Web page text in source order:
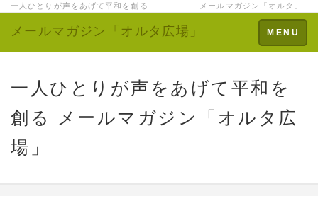
一人ひとりが声をあげて平和を創る メールマガジン「オルタ」
Toggle
navigation
MENU
メールマガジン「オルタ広場」
一人ひとりが声をあげて平和を
創る メールマガジン「オルタ広
場」